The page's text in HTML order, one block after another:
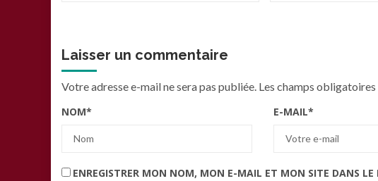
Laisser un commentaire
Votre adresse e-mail ne sera pas publiée. Les champs
NOM* E-MAIL*
ENREGISTRER MON NOM, MON E-MAIL ET MON SITE DANS